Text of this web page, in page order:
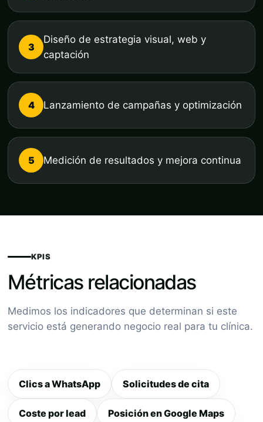
3
Diseño de estrategia visual, web y
captación
4 Lanzamiento de campañas y optimización
5 Medición de resultados y mejora continua
KPIS
Métricas relacionadas
Medimos los indicadores que determinan si este
servicio está generando negocio real para tu clínica.
Clics a WhatsApp Solicitudes de cita
Coste por lead Posición en Google Maps